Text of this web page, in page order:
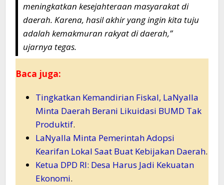
meningkatkan kesejahteraan masyarakat di
daerah. Karena, hasil akhir yang ingin kita tuju
adalah kemakmuran rakyat di daerah,”
ujarnya tegas.
Baca juga:
Tingkatkan Kemandirian Fiskal, LaNyalla
Minta Daerah Berani Likuidasi BUMD Tak
Produktif.
LaNyalla Minta Pemerintah Adopsi
Kearifan Lokal Saat Buat Kebijakan Daerah.
Ketua DPD RI: Desa Harus Jadi Kekuatan
Ekonomi.